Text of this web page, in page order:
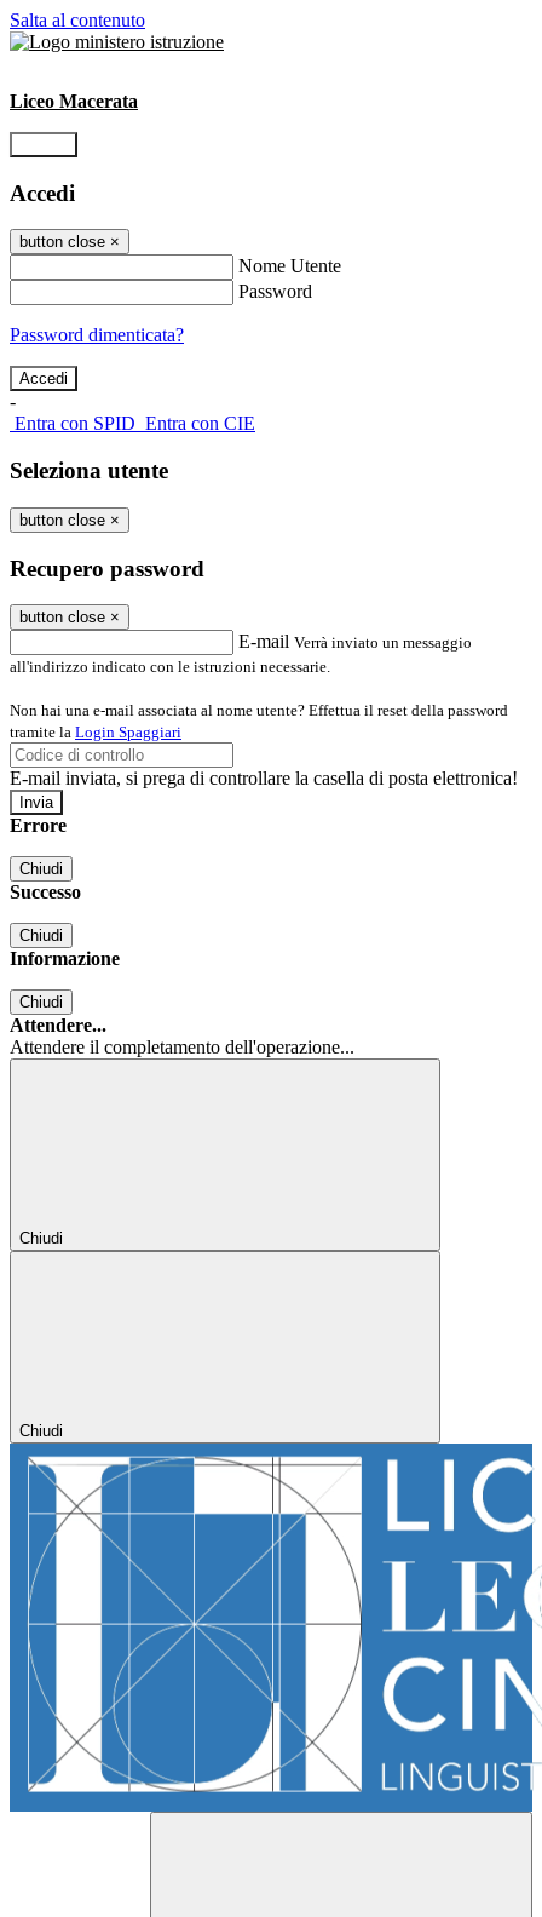
Salta al contenuto
Liceo Macerata
Accedi
button close ×
Nome Utente
Password
Password dimenticata?
-
Entra con SPID Entra con CIE
Seleziona utente
button close ×
Recupero password
button close ×
E-mail Verrà inviato un messaggio
all'indirizzo indicato con le istruzioni necessarie.
Non hai una e-mail associata al nome utente? Effettua il reset della password
tramite la Login Spaggiari
E-mail inviata, si prega di controllare la casella di posta elettronica!
Errore
Chiudi
Successo
Chiudi
Informazione
Chiudi
Attendere...
Attendere il completamento dell'operazione...
Chiudi
Chiudi